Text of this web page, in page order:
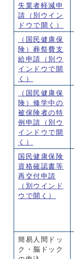
失業者軽減申
請
（別ウイン
ドウで開く）
（国民健康保
険）葬祭費支
給申請
（別ウ
インドウで開
く）
（国民健康保
険）修学中の
被保険者の特
例申請
（別ウ
インドウで開
く）
国民健康保険
資格確認書等
再交付申請
（別ウインド
ウで開く）
簡易人間ドッ
ク・脳ドック